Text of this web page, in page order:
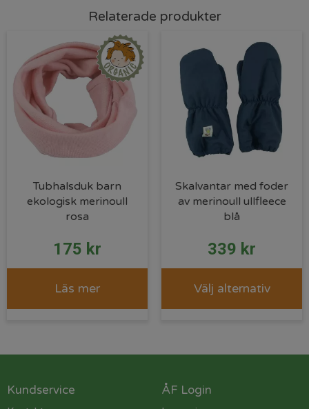
Relaterade produkter
Tubhalsduk barn
ekologisk merinoull
rosa
175 kr
Läs mer
Skalvantar med foder
av merinoull ullfleece
blå
339 kr
Välj alternativ
Kundservice ÅF Login